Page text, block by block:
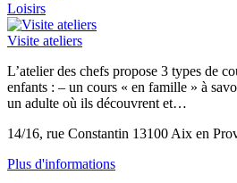
Loisirs
Visite ateliers
L’atelier des chefs propose 3 types de
enfants : – un cours « en famille » à
un adulte où ils découvrent et…
14/16, rue Constantin 13100 Aix en
Plus d'informations